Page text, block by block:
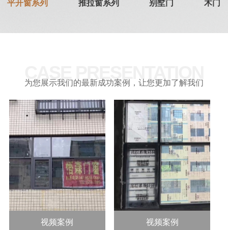
平开窗系列 推拉窗系列 别墅门 木门
CASE PRESENTATION
为您展示我们的最新成功案例，让您更加了解我们
视频案例 视频案例